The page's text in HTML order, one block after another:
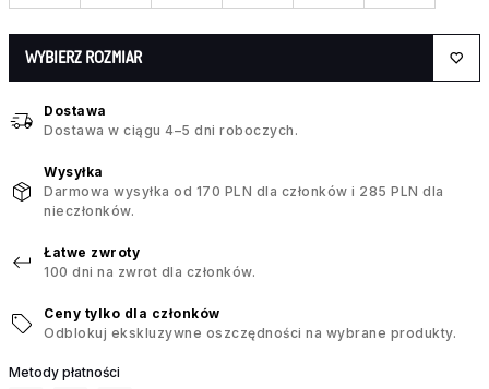
WYBIERZ ROZMIAR
Dostawa
Dostawa w ciągu 4–5 dni roboczych.
Wysyłka
Darmowa wysyłka od 170 PLN dla członków i 285 PLN dla
nieczłonków.
Łatwe zwroty
100 dni na zwrot dla członków.
Ceny tylko dla członków
Odblokuj ekskluzywne oszczędności na wybrane produkty.
Metody płatności